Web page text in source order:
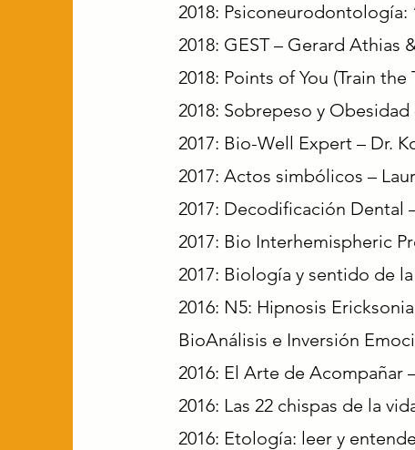
2018:
2018: GEST – Gerard Athias
2018: Points of You (Train
2018: Sobrepeso y
2017: Bio-Well Expert – Dr.
2017: Actos simbólicos –
2017: Decodificación Dental
2017: Bio Interhemispheric
2017: Biología y sentido de
2016: N5: Hipnosis
BioAnálisis e Inversión
2016: El Arte de Acompañar
2016: Las 22 chispas de la
2016: Etología: leer y